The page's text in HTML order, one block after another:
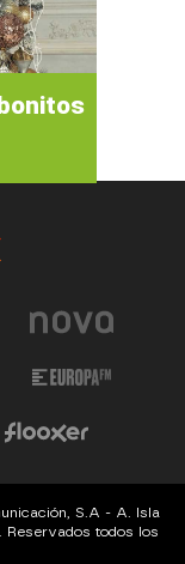
S.A - A. Isla
Reservados todos los